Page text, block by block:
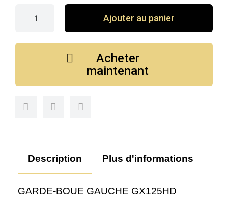
Ajouter au panier
Acheter
maintenant
Description Plus d'informations
GARDE-BOUE GAUCHE GX125HD